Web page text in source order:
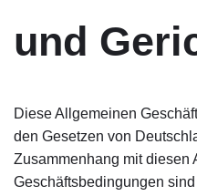
und
Diese Allgemeinen
den Gesetzen von
Zusammenhang mit diesen
Geschäftsbedingungen